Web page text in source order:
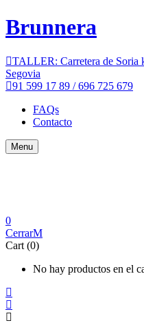
Brunnera
TALLER: Carretera de Soria
Segovia
91 599 17 89 / 696 725 679
FAQs
Contacto
Menu
0
Cerrar
Cart (0)
No hay productos en el